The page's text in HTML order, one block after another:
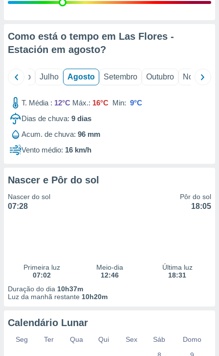
estudos
1199
Como está o tempo em Las Flores -
Estación em agosto?
Junho Julho Agosto Setembro Outubro Novembro
T. Média : 12°C Máx.: 16°C Min: 9°C
Dias de chuva: 9 dias
Acum. de chuva: 96 mm
Vento médio: 16 km/h
Nascer e Pôr do sol
Nascer do sol
07:28
Pôr do sol
18:05
Primeira luz
07:02
Meio-dia
12:46
Última luz
18:31
Duração do dia 10h37m
Luz da manhã restante 10h20m
Calendário Lunar
Seg Ter Qua Qui Sex Sáb
Domo